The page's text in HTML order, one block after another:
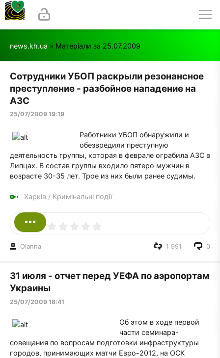
news.kh.ua » Матеріали за 25.07.2009
Сотрудники УБОП раскрыли резонансное
преступление - разбойное нападение на
АЗС
25/07/2009 19:19
Работники УБОП обнаружили и
обезвредили преступную
деятельность группы, которая в феврале ограбила АЗС в
Липцах. В состав группы входило пятеро мужчин в
возрасте 30-35 лет. Трое из них были ранее судимы.
Харків / Кримінальні події
Olanna 0
1 991
31 июля - отчет перед УЕФА по аэропортам
Украины
25/07/2009 18:41
Об этом в ходе первой
части семинара-
совещания по вопросам подготовки инфраструктуры
городов, принимающих матчи Евро-2012, на ОСК